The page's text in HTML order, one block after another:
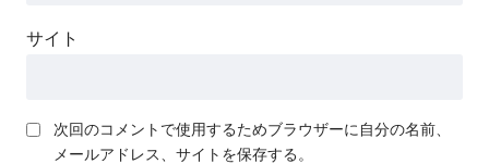
サイト
次回のコメントで使用するためブラウザーに自分の名前、
メールアドレス、サイトを保存する。